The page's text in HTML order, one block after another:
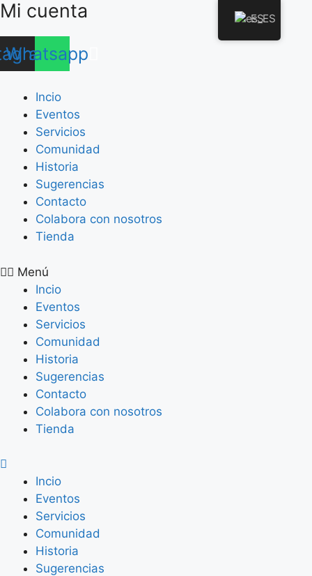
Saltar
Mi cuenta
Whatsapp
Incio
Eventos
Servicios
Comunidad
Historia
Sugerencias
Contacto
Colabora con nosotros
Tienda
Menú
Incio
Eventos
Servicios
Comunidad
Historia
Sugerencias
Contacto
Colabora con nosotros
Tienda
Incio
Eventos
Servicios
Comunidad
Historia
Sugerencias
ES